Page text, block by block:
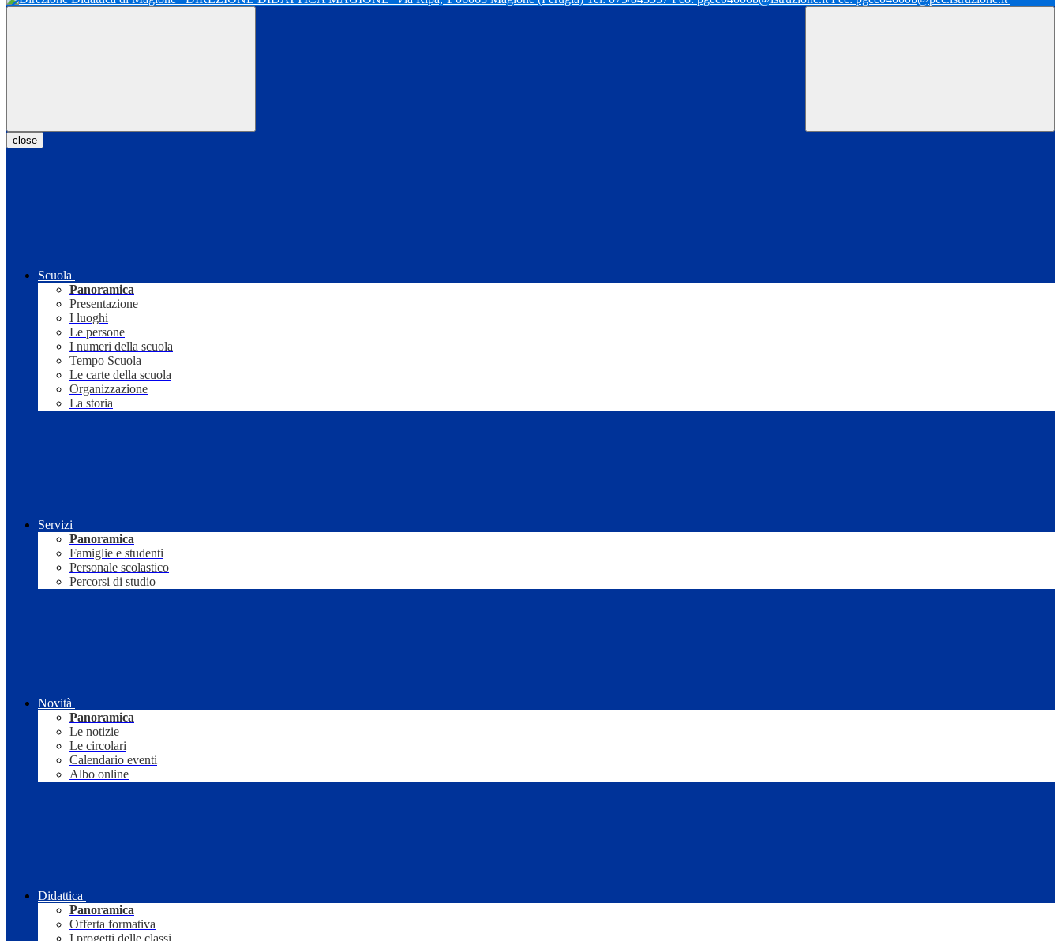
close
Scuola
Panoramica
Presentazione
I luoghi
Le persone
I numeri della scuola
Tempo Scuola
Le carte della scuola
Organizzazione
La storia
Servizi
Panoramica
Famiglie e studenti
Personale scolastico
Percorsi di studio
Novità
Panoramica
Le notizie
Le circolari
Calendario eventi
Albo online
Didattica
Panoramica
Offerta formativa